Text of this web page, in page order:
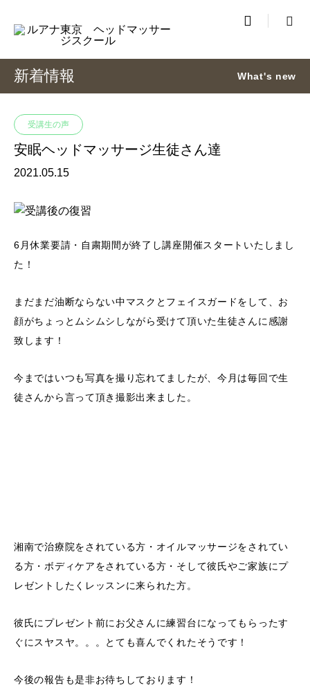

新着情報 What's new
受講生の声
安眠ヘッドマッサージ生徒さん達
2021.05.15
6月休業要請・自粛期間が終了し講座開催スタートいたしまし
た！
まだまだ油断ならない中マスクとフェイスガードをして、お
顔がちょっとムシムシしながら受けて頂いた生徒さんに感謝
致します！
今まではいつも写真を撮り忘れてましたが、今月は毎回で生
徒さんから言って頂き撮影出来ました。
湘南で治療院をされている方・オイルマッサージをされてい
る方・ボディケアをされている方・そして彼氏やご家族にプ
レゼントしたくレッスンに来られた方。
彼氏にプレゼント前にお父さんに練習台になってもらったす
ぐにスヤスヤ。。。とても喜んでくれたそうです！
今後の報告も是非お待ちしております！